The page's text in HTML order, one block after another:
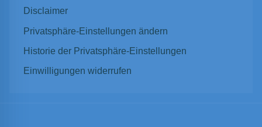
Disclaimer
Privatsphäre-Einstellungen ändern
Historie der Privatsphäre-Einstellungen
Einwilligungen widerrufen